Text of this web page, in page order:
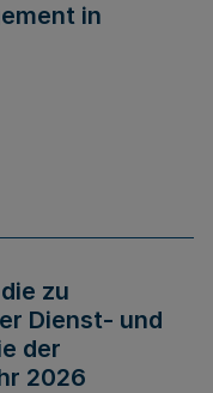
in
zu
Dienst- und
der
2026